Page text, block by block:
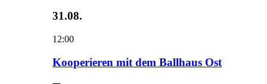
31.08.
12:00
Kooperieren mit dem Ballhaus Ost